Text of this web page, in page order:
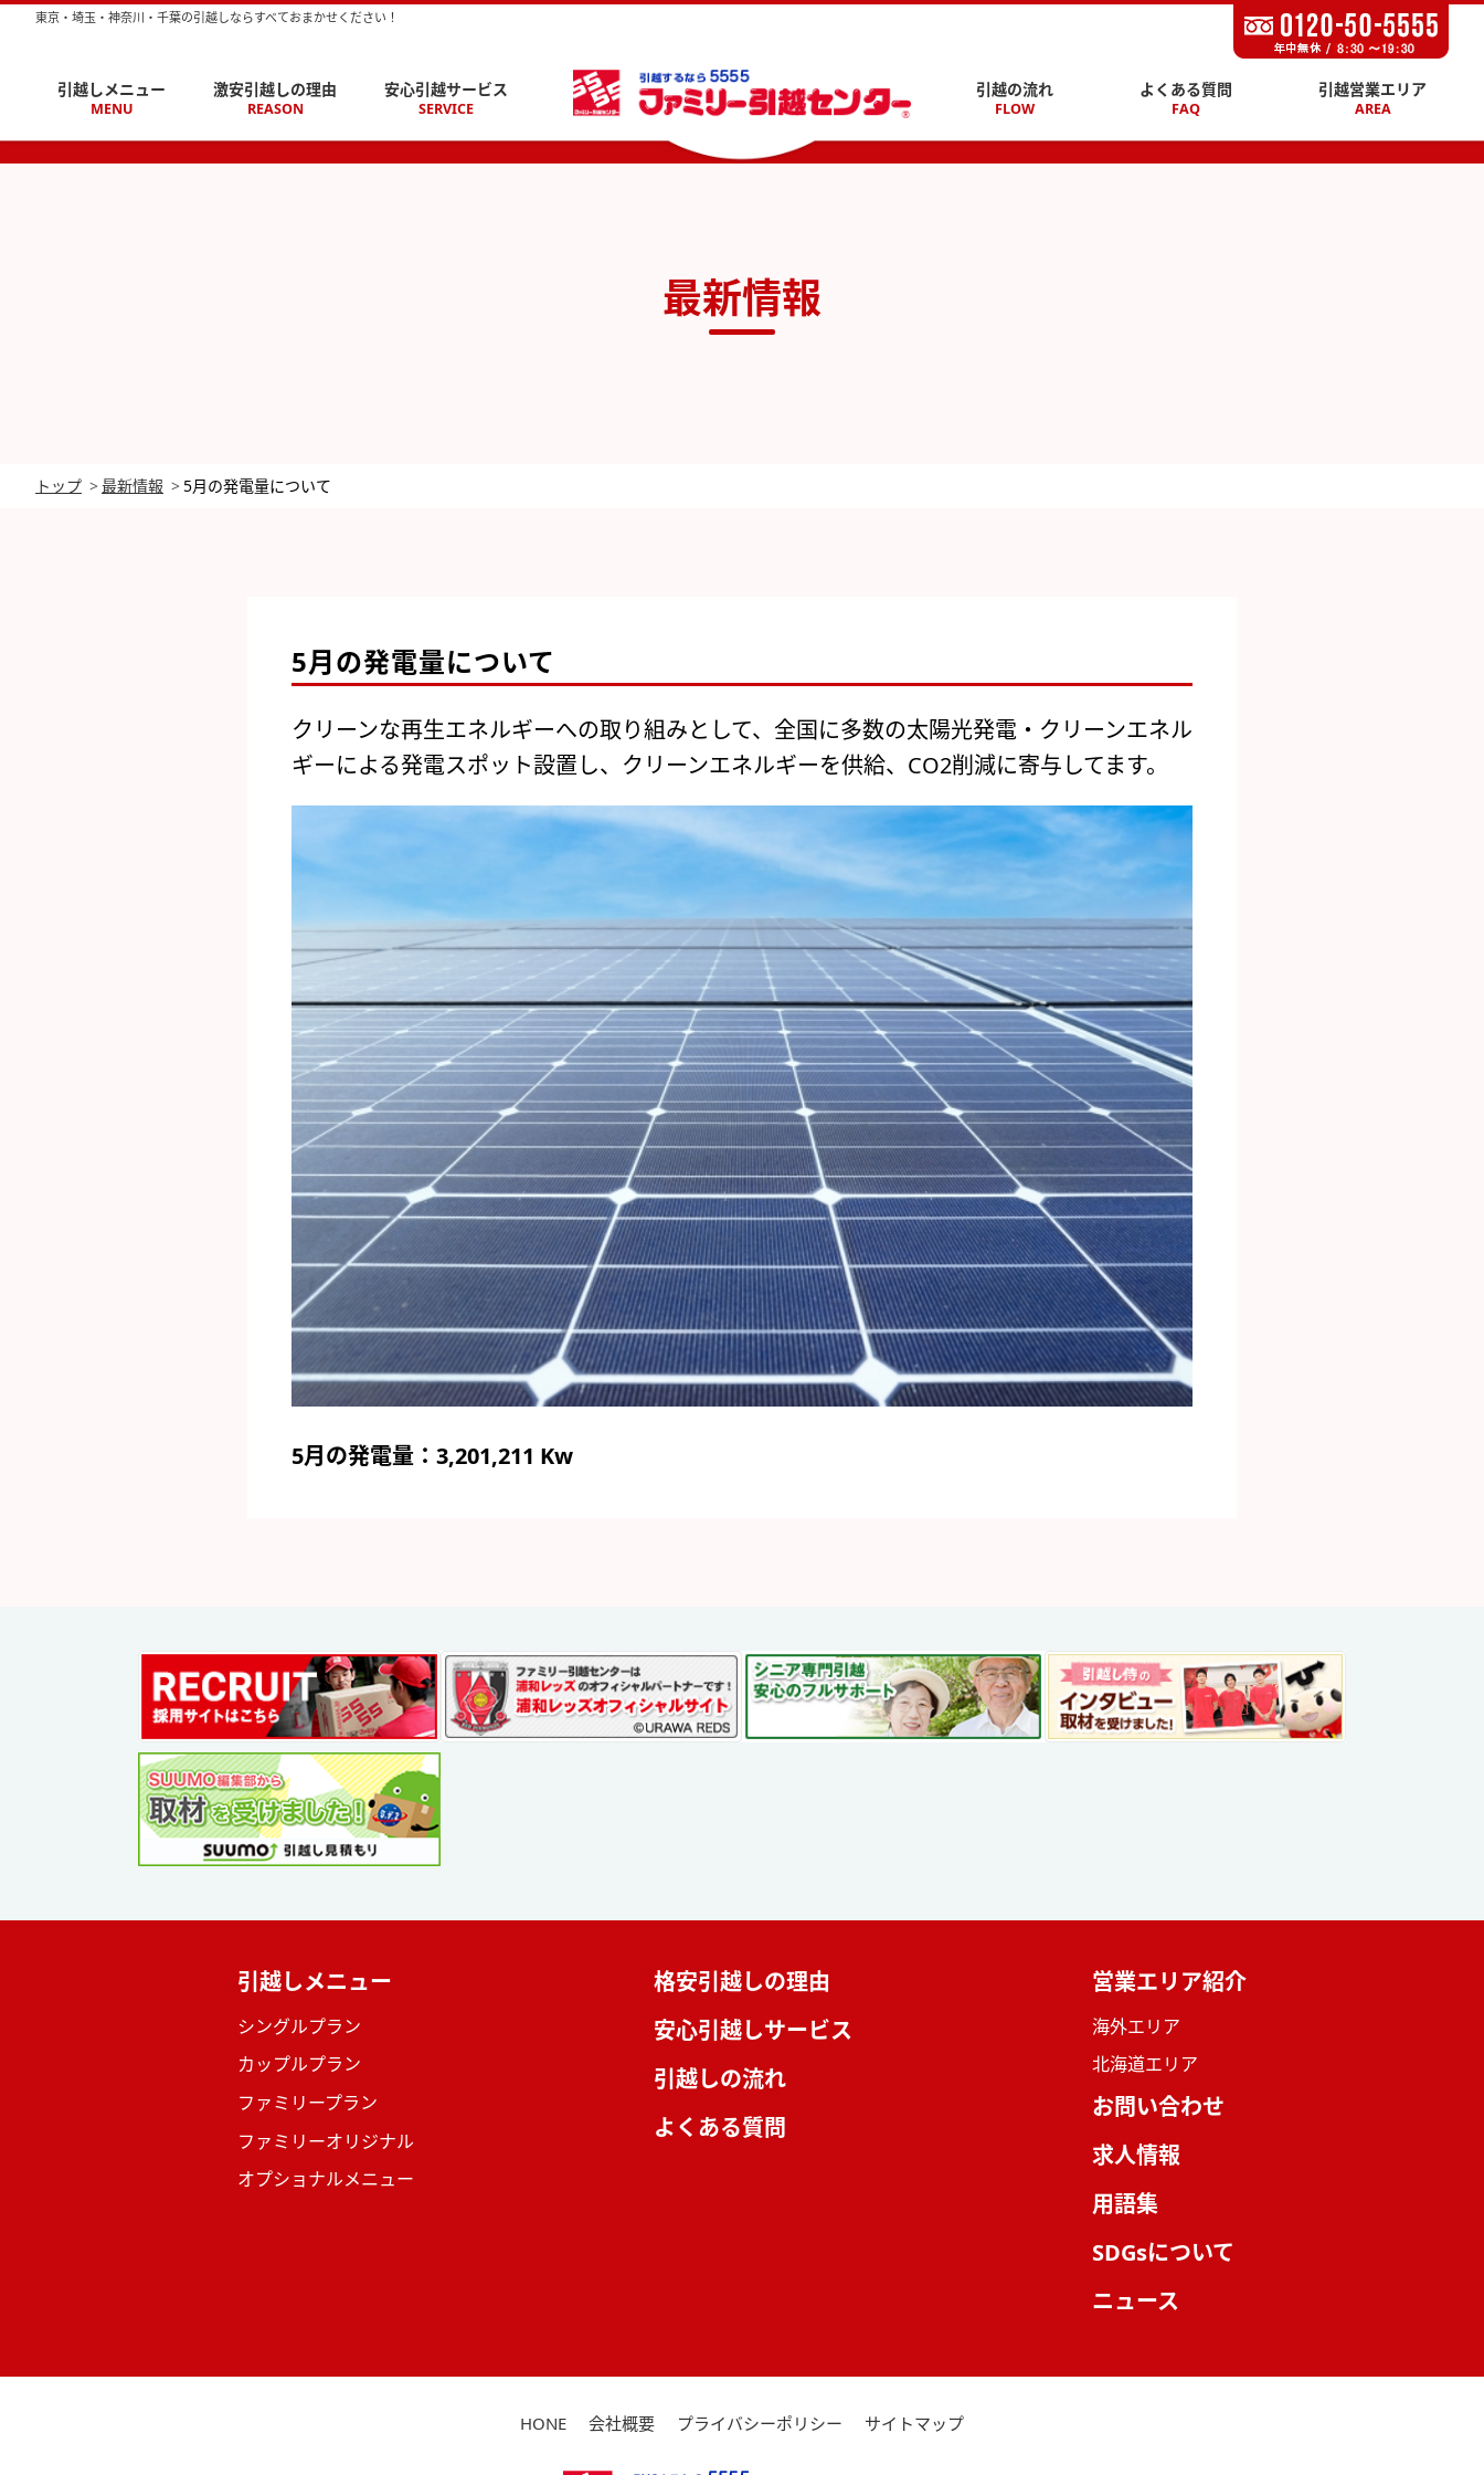
東京・埼玉・神奈川・千葉の引越しならすべておまかせください！
引越しメニュー
MENU
激安引越しの理由
REASON
安心引越サービス
SERVICE
引越の流れ
FLOW
よくある質問
FAQ
引越営業エリア
AREA
最新情報
トップ 最新情報 5月の発電量について
5月の発電量について
クリーンな再生エネルギーへの取り組みとして、全国に多数の太陽光発電・クリーンエネル
ギーによる発電スポット設置し、クリーンエネルギーを供給、CO2削減に寄与してます。
5月の発電量：3,201,211 Kw
引越しメニュー
シングルプラン
カップルプラン
ファミリープラン
ファミリーオリジナル
オプショナルメニュー
格安引越しの理由
安心引越しサービス
引越しの流れ
よくある質問
営業エリア紹介
海外エリア
北海道エリア
お問い合わせ
求人情報
用語集
SDGsについて
ニュース
HONE 会社概要 プライバシーポリシー サイトマップ